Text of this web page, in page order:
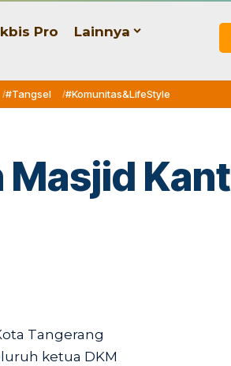
Pro Lainnya
#Tangsel #Komunitas&LifeStyle
Tangerang
ketua DKM